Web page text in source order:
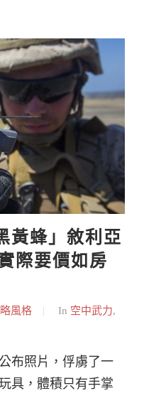
黃蜂」敘利亞
際要價如房
風格 In 空中武力,
布照片，俘虜了一
具，體積只有手掌